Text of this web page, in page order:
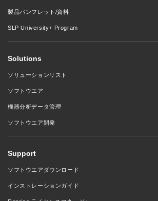
製品パンフレット/資料
SLP University+ Program
Solutions
ソリューションリスト
ソフトウエア
機器分析データ管理
ソフトウエア開発
Support
ソフトウエアダウンロード
インストレーションガイド